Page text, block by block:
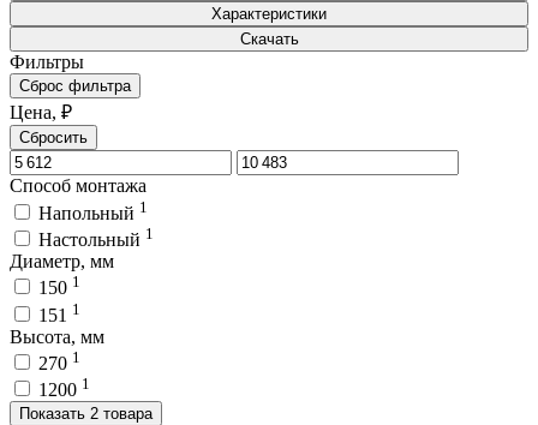
Характеристики
Скачать
Фильтры
Сброс фильтра
Цена, ₽
Сбросить
Способ монтажа
Напольный 1
Настольный 1
Диаметр, мм
150 1
151 1
Высота, мм
270 1
1200 1
Показать 2 товара